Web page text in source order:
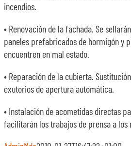
incendios.
• Renovación de la fachada. Se
paneles prefabricados de hormigón y
encuentren en mal estado.
• Reparación de la cubierta.
exutorios de apertura automática.
• Instalación de acometidas directas
facilitarán los trabajos de prensa a los